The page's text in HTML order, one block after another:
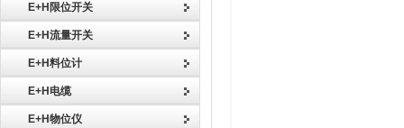
E+H限位开关
E+H流量开关
E+H料位计
E+H电缆
E+H物位仪